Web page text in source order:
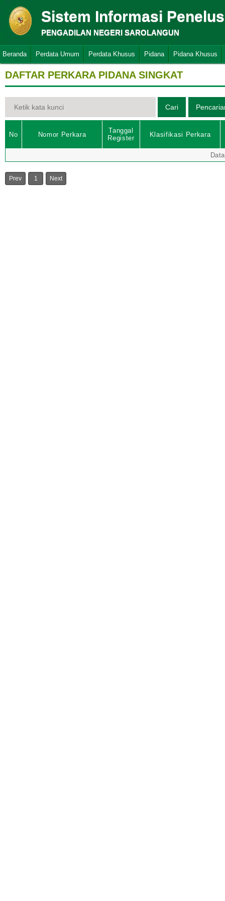
Sistem Informasi
PENGADILAN NEGERI SAROLANGUN
Beranda Perdata Umum Perdata Khusus Pidana Pidana Khusus
DAFTAR PERKARA PIDANA SINGKAT
No Nomor Perkara
Tanggal
Register
Klasifikasi Perkara
Prev 1 Next